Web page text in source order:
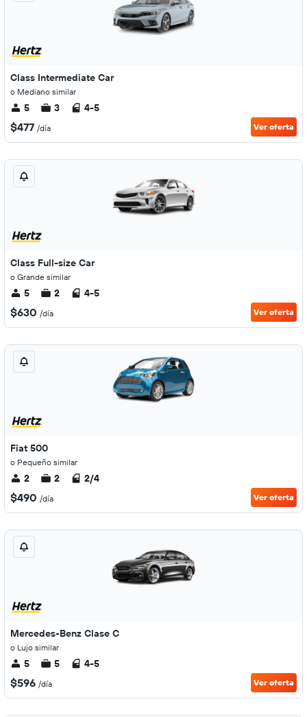
Class Intermediate Car
o Mediano similar
5 3 4-5
$477 /día Ver oferta
Class Full-size Car
o Grande similar
5 2 4-5
$630 /día Ver oferta
Fiat 500
o Pequeño similar
2 2 2/4
$490 /día Ver oferta
Mercedes-Benz Clase C
o Lujo similar
5 5 4-5
$596 /día Ver oferta